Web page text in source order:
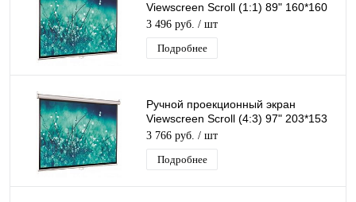
Viewscreen Scroll (1:1) 89" 160*160
MW
3 496 руб. / шт
Подробнее
Ручной проекционный экран
Viewscreen Scroll (4:3) 97" 203*153
MW
3 766 руб. / шт
Подробнее